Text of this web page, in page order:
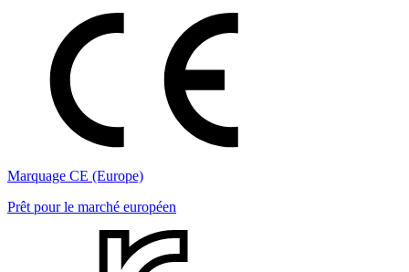
Marquage CE (Europe)
Prêt pour le marché européen